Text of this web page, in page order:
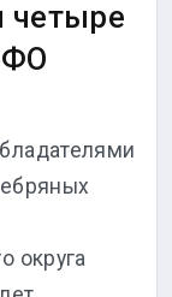
четыре
округа